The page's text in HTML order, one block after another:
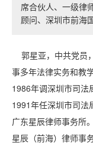
席合伙人、一级律
顾问、深圳市前海
郭星亚，中共党员
事多年法律实务和教
1986年调深圳市司法
1991年任深圳市司法
广东星辰律师事务所
星辰（前海）律师事